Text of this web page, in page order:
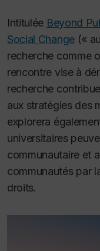
Intitulée Beyond
Social Change(«
recherche comme
rencontre vise à
recherche
aux stratégies des
explorera
universitaires
communautaire et
communautés par
droits.